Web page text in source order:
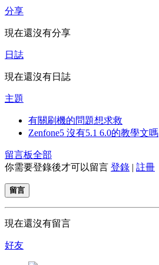
分享
現在還沒有分享
日誌
現在還沒有日誌
主題
有關刷機的問題想求救
Zenfone5 沒有5.1 6.0的教學文嗎
留言板全部
你需要登錄後才可以留言 登錄 | 註冊
留言
現在還沒有留言
好友